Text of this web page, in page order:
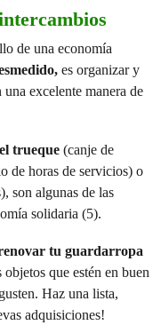
de una economía
es organizar y
excelente manera de
el trueque (canje de
de horas de servicios) o
son algunas de las
solidaria (5).
tu guardarropa
que estén en buen
Haz una lista,
adquisiciones!